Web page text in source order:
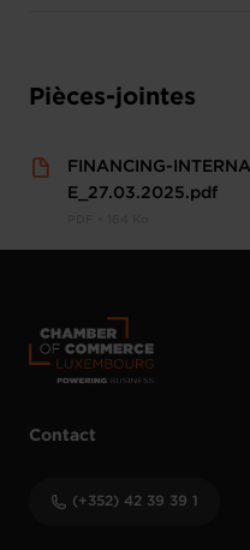
Pièces-jointes
FINANCING-
E_27.03.2025.pdf
Contact
(+352) 42 39 39 1